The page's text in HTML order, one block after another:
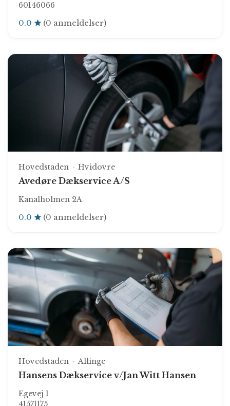
60146066
0.0 (0 anmeldelser)
Hovedstaden Hvidovre
Avedøre Dækservice A/S
Kanalholmen 2A
0.0 (0 anmeldelser)
Hovedstaden Allinge
Hansens Dækservice v/Jan Witt Hansen
Egevej 1
41571175